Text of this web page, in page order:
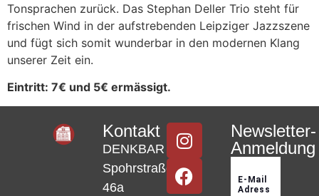
Tonsprachen zurück. Das Stephan Deller Trio steht für
frischen Wind in der aufstrebenden Leipziger Jazzszene
und fügt sich somit wunderbar in den modernen Klang
unserer Zeit ein.
Eintritt: 7€ und 5€ ermässigt.
Kontakt
DENKBAR
Spohrstraße
46a
Newsletter-
Anmeldung